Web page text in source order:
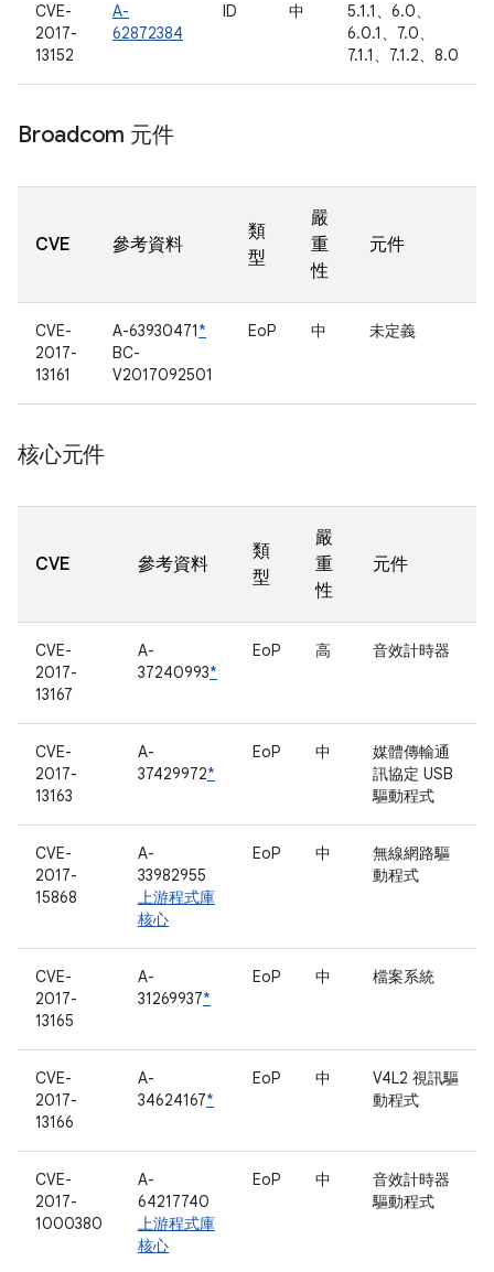
CVE-
2017-
13152
A-
62872384
ID 中
5.1.1、6.0、
6.0.1、7.0、
7.1.1、7.1.2、8.0
Broadcom 元件
CVE 參考資料
類
型
嚴
重
性
元件
CVE-
2017-
13161
A-63930471*
BC-
V2017092501
EoP 中 未定義
核心元件
CVE 參考資料
類
型
嚴
重
性
元件
CVE-
2017-
13167
A-
37240993*
EoP 高 音效計時器
CVE-
2017-
13163
A-
37429972*
EoP 中
媒體傳輸通
訊協定 USB
驅動程式
CVE-
2017-
15868
A-
33982955
上游程式庫
核心
EoP 中
無線網路驅
動程式
CVE-
2017-
13165
A-
31269937*
EoP 中 檔案系統
CVE-
2017-
13166
A-
34624167*
EoP 中
V4L2 視訊驅
動程式
CVE-
2017-
1000380
A-
64217740
上游程式庫
核心
EoP 中
音效計時器
驅動程式